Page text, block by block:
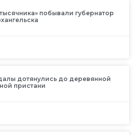
побывали губернатор
дотянулись до деревянной
пристани